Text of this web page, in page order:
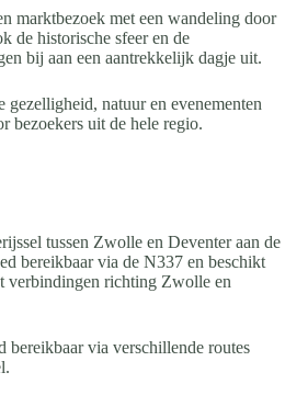
marktbezoek met een wandeling door
de historische sfeer en de
bij aan een aantrekkelijk dagje uit.
gezelligheid, natuur en evenementen
bezoekers uit de hele regio.
tussen Zwolle en Deventer aan de
bereikbaar via de N337 en beschikt
verbindingen richting Zwolle en
bereikbaar via verschillende routes